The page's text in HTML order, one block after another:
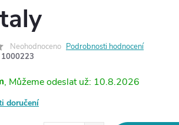
Neohodnoceno Podrobnosti hodnocení
1000223
10.8.2026
doručení